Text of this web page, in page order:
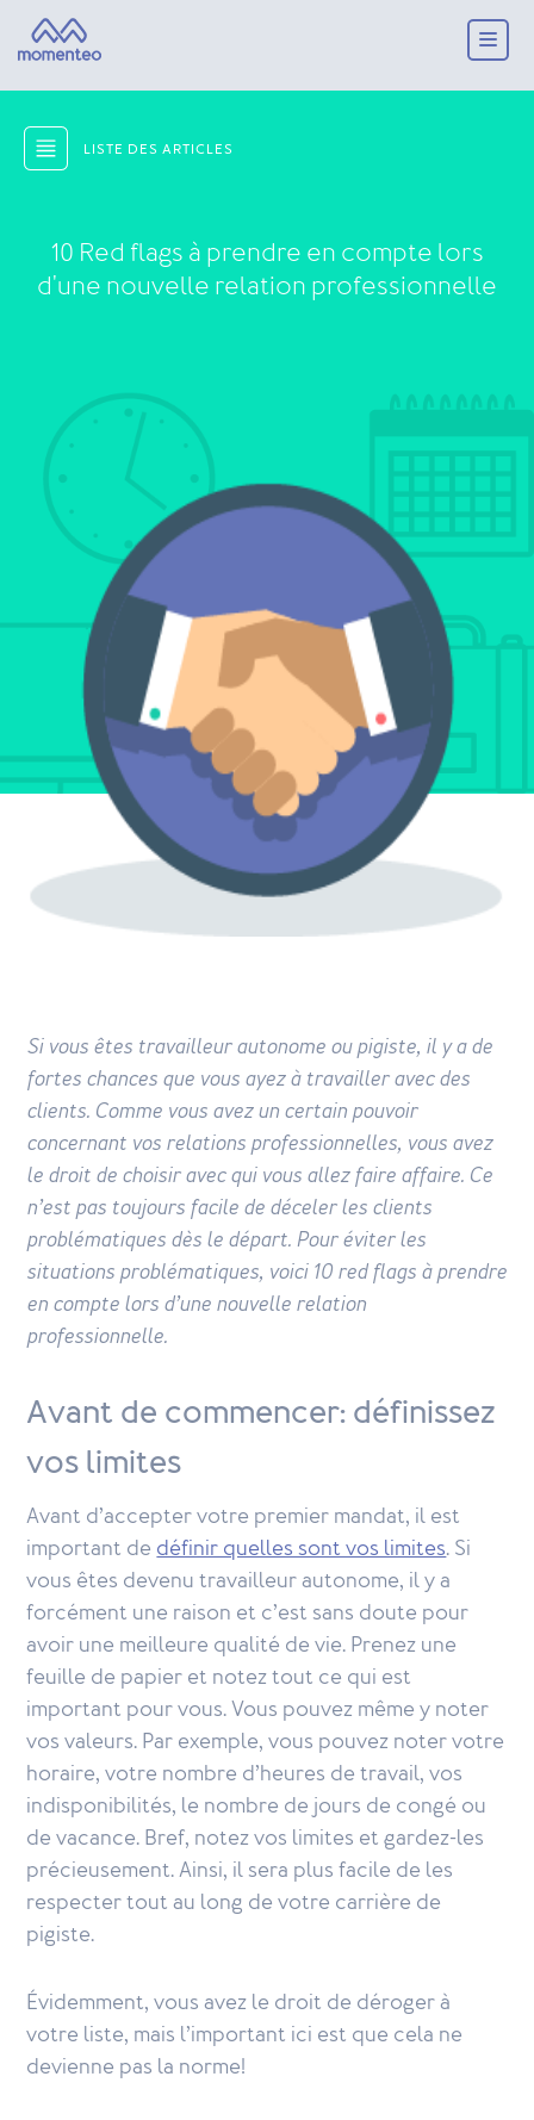
LISTE DES ARTICLES
10 Red flags à prendre en compte lors
d'une nouvelle relation professionnelle
Si vous êtes travailleur autonome ou pigiste, il y a de
fortes chances que vous ayez à travailler avec des
clients. Comme vous avez un certain pouvoir
concernant vos relations professionnelles, vous avez
le droit de choisir avec qui vous allez faire affaire. Ce
n’est pas toujours facile de déceler les clients
problématiques dès le départ. Pour éviter les
situations problématiques, voici 10 red flags à prendre
en compte lors d’une nouvelle relation
professionnelle.
Avant de commencer: définissez
vos limites
Avant d’accepter votre premier mandat, il est
important dedéfinir quelles sont vos limites. Si
vous êtes devenu travailleur autonome, il y a
forcément une raison et c’est sans doute pour
avoir une meilleure qualité de vie. Prenez une
feuille de papier et notez tout ce qui est
important pour vous. Vous pouvez même y noter
vos valeurs. Par exemple, vous pouvez noter votre
horaire, votre nombre d’heures de travail, vos
indisponibilités, le nombre de jours de congé ou
de vacance. Bref, notez vos limites et gardez-les
précieusement. Ainsi, il sera plus facile de les
respecter tout au long de votre carrière de
pigiste.
Évidemment, vous avez le droit de déroger à
votre liste, mais l’important ici est que cela ne
devienne pas la norme!